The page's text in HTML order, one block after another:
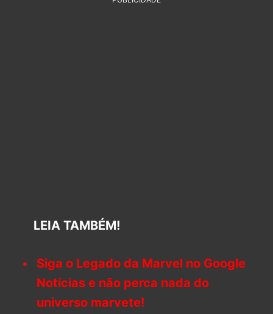
LEIA TAMBÉM!
Siga o Legado da Marvel no Google
Notícias e não perca nada do
universo marvete!